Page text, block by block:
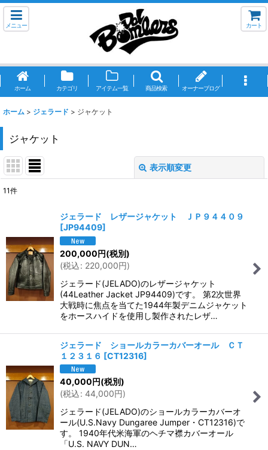
メニュー カート
ホーム カテゴリ アイテム一覧 商品検索 オーナーブログ
ホーム > ジェラード > ジャケット
ジャケット
表示順変更
並び順:
絞り込む
11件
ジェラード レザージャケット ＪＰ９４４０９
[JP94409]
200,000円(税別)
(税込: 220,000円)
ジェラード(JELADO)のレザージャケット
(44Leather Jacket JP94409)です。 第2次世界
大戦時に焦点を当てた1944年製デニムジャケット
をホースハイドを使用し製作されたレザ…
ジェラード ショールカラーカバーオール ＣＴ
１２３１６ [CT12316]
40,000円(税別)
(税込: 44,000円)
ジェラード(JELADO)のショールカラーカバーオ
ール(U.S.Navy Dungaree Jumper・CT12316)で
す。 1940年代米海軍のヘチマ襟カバーオール
「U.S. NAVY DUN…